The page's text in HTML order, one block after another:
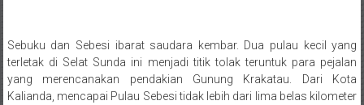
Posted By: wirawan
Sebuku dan Sebesi ibarat saudara kembar. Dua pulau kecil yang
terletak di Selat Sunda ini menjadi titik tolak teruntuk para pejalan
yang merencanakan pendakian Gunung Krakatau. Dari Kota
Kalianda, mencapai Pulau Sebesi tidak lebih dari lima belas kilometer